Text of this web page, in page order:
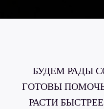
БУДЕМ РАДЫ
ГОТОВЫ
РАСТИ